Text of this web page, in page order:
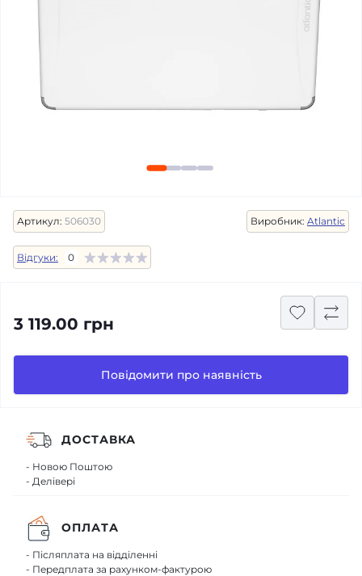
Артикул: 506030 Виробник: Atlantic
Відгуки: 0
3 119.00 грн
Повідомити про наявність
ДОСТАВКА
- Новою Поштою
- Делівері
ОПЛАТА
- Післяплата на відділенні
- Передплата за рахунком-фактурою